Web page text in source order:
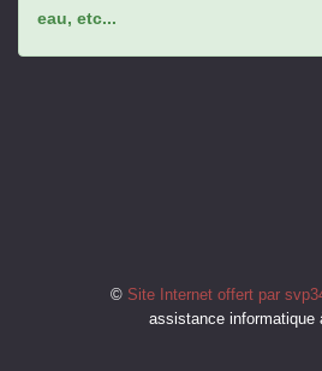
eau, etc...
© Site Internet offert par
assistance informatique